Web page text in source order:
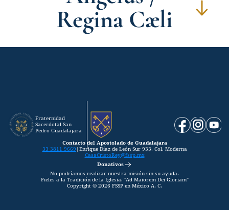
Regina Cæli
Fraternidad
Sacerdotal San
Pedro Guadalajara
Contacto del Apostolado de Guadalajara
33 3811 9669 | Enrique Díaz de León Sur 933, Col. Moderna
CasaCristoRey@fssp.mx
Donativos
No podríamos realizar nuestra misión sin su ayuda.
Fieles a la Tradición de la Iglesia. "Ad Maiorem Dei Gloriam"
Copyright © 2026 FSSP en México A. C.